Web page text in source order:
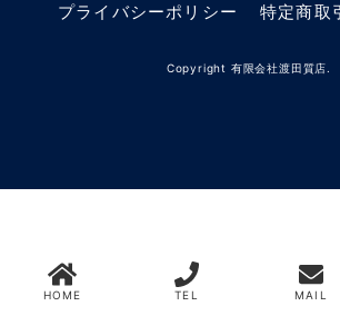
プライバシーポリシー 特定商取
Copyright 有限会社渡田質店.
HOME TEL MAIL